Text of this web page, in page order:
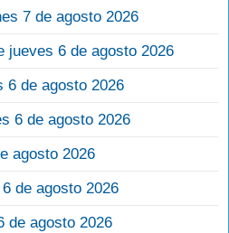
7 de agosto 2026
jueves 6 de agosto 2026
6 de agosto 2026
6 de agosto 2026
agosto 2026
de agosto 2026
de agosto 2026